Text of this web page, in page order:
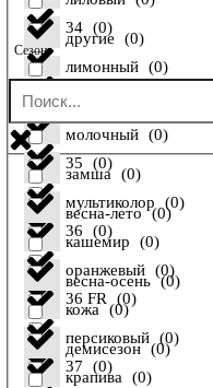
34 (0)
34 FR
35 (0)
36 (0)
36 FR (0)
37 (0)
лимонный (0)
молочный (0)
мультиколор (0)
оранжевый (0)
персиковый (0)
другие (0)
енот
замша (0)
кашемир (0)
кожа (0)
крапива (0)
Сезон
весна-лето (0)
весна-осень (0)
демисезон (0)